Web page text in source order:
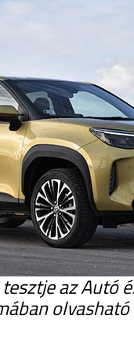
az Autó
olvasható